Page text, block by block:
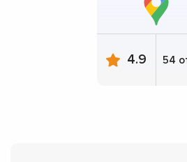
4.9 54